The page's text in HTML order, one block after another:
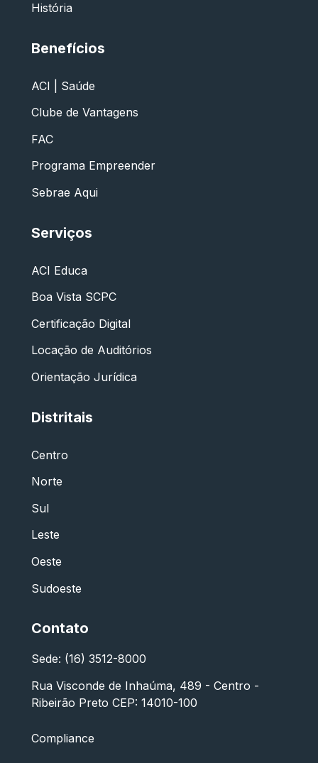
História
Benefícios
ACI | Saúde
Clube de Vantagens
FAC
Programa Empreender
Sebrae Aqui
Serviços
ACI Educa
Boa Vista SCPC
Certificação Digital
Locação de Auditórios
Orientação Jurídica
Distritais
Centro
Norte
Sul
Leste
Oeste
Sudoeste
Contato
Sede: (16) 3512-8000
Rua Visconde de Inhaúma, 489 - Centro -
Ribeirão Preto CEP: 14010-100
Compliance